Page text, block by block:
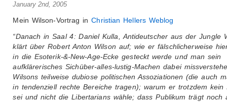
January 2nd, 2005
Mein Wilson-Vortrag inChristian Hellers Weblog
“Danach in Saal 4: Daniel Kulla, Antideutscher aus der Jungle
klärt über Robert Anton Wilson auf; wie er fälschlicherweise
in die Esoterik-&-New-Age-Ecke gesteckt werde und man sein
aufklärerisches Sichüber-alles-lustig-Machen dabei
Wilsons teilweise dubiose politischen Assoziationen (die auch
in tendenziell rechte Bereiche tragen); warum er trotzdem kein
sei und nicht die Libertarians wähle; dass Publikum trägt noch